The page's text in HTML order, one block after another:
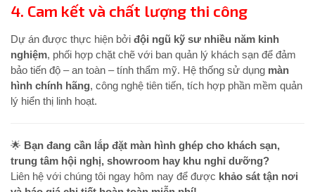
4. Cam kết và chất lượng thi công
Dự án được thực hiện bởi đội ngũ kỹ sư nhiều năm kinh
nghiệm, phối hợp chặt chẽ với ban quản lý khách sạn để đảm
bảo tiến độ – an toàn – tính thẩm mỹ. Hệ thống sử dụng màn
hình chính hãng, công nghệ tiên tiến, tích hợp phần mềm quản
lý hiển thị linh hoạt.
🌟 Bạn đang cần lắp đặt màn hình ghép cho khách sạn,
trung tâm hội nghị, showroom hay khu nghỉ dưỡng?
Liên hệ với chúng tôi ngay hôm nay để được khảo sát tận nơi